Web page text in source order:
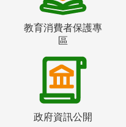
教育消費者保護專
區
政府資訊公開